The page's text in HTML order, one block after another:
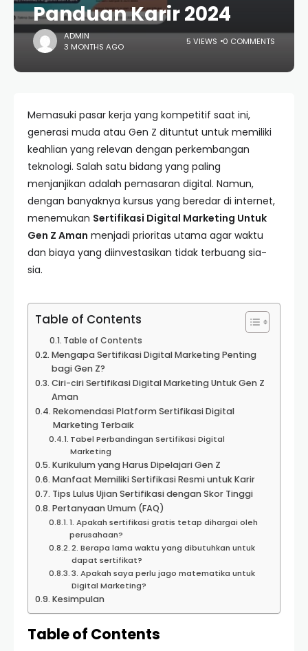
Panduan Karir 2024
ADMIN
3 MONTHS AGO
5 VIEWS 0 COMMENTS
Memasuki pasar kerja yang kompetitif saat ini,
generasi muda atau Gen Z dituntut untuk memiliki
keahlian yang relevan dengan perkembangan
teknologi. Salah satu bidang yang paling
menjanjikan adalah pemasaran digital. Namun,
dengan banyaknya kursus yang beredar di internet,
menemukan Sertifikasi Digital Marketing Untuk
Gen Z Aman menjadi prioritas utama agar waktu
dan biaya yang diinvestasikan tidak terbuang sia-
sia.
Table of Contents
Table of Contents
Mengapa Sertifikasi Digital Marketing Penting
bagi Gen Z?
Ciri-ciri Sertifikasi Digital Marketing Untuk Gen Z
Aman
Rekomendasi Platform Sertifikasi Digital
Marketing Terbaik
Tabel Perbandingan Sertifikasi Digital
Marketing
Kurikulum yang Harus Dipelajari Gen Z
Manfaat Memiliki Sertifikasi Resmi untuk Karir
Tips Lulus Ujian Sertifikasi dengan Skor Tinggi
Pertanyaan Umum (FAQ)
1. Apakah sertifikasi gratis tetap dihargai oleh
perusahaan?
2. Berapa lama waktu yang dibutuhkan untuk
dapat sertifikat?
3. Apakah saya perlu jago matematika untuk
Digital Marketing?
Kesimpulan
Table of Contents